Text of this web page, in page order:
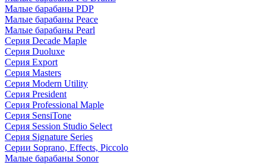
Малые барабаны PDP
Малые барабаны Peace
Малые барабаны Pearl
Серия Decade Maple
Серия Duoluxe
Серия Export
Серия Masters
Серия Modern Utility
Серия President
Серия Professional Maple
Серия SensiTone
Серия Session Studio Select
Серия Signature Series
Серии Soprano, Effects, Piccolo
Малые барабаны Sonor